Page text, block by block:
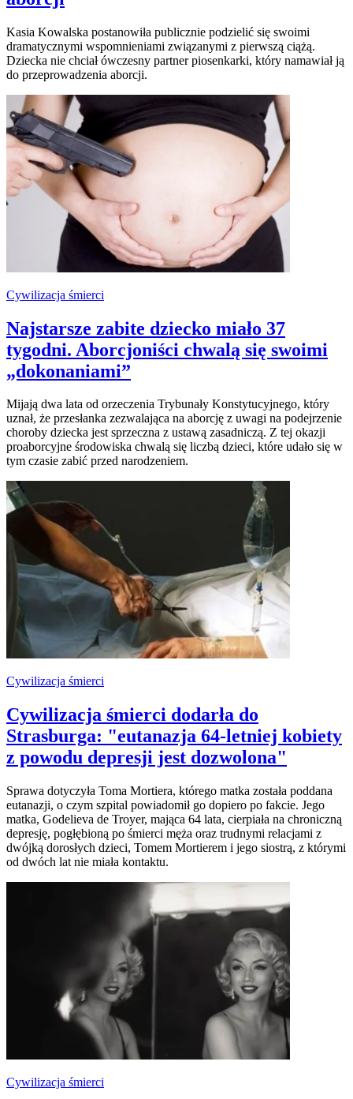
Kasia Kowalska postanowiła publicznie podzielić się swoimi
dramatycznymi wspomnieniami związanymi z pierwszą ciążą.
Dziecka nie chciał ówczesny partner piosenkarki, który namawiał ją
do przeprowadzenia aborcji.
Cywilizacja śmierci
Najstarsze zabite dziecko miało 37
tygodni. Aborcjoniści chwalą się swoimi
„dokonaniami”
Mijają dwa lata od orzeczenia Trybunały Konstytucyjnego, który
uznał, że przesłanka zezwalająca na aborcję z uwagi na podejrzenie
choroby dziecka jest sprzeczna z ustawą zasadniczą. Z tej okazji
proaborcyjne środowiska chwalą się liczbą dzieci, które udało się w
tym czasie zabić przed narodzeniem.
Cywilizacja śmierci
Cywilizacja śmierci dodarła do
Strasburga: "eutanazja 64-letniej kobiety
z powodu depresji jest dozwolona"
Sprawa dotyczyła Toma Mortiera, którego matka została poddana
eutanazji, o czym szpital powiadomił go dopiero po fakcie. Jego
matka, Godelieva de Troyer, mająca 64 lata, cierpiała na chroniczną
depresję, pogłębioną po śmierci męża oraz trudnymi relacjami z
dwójką dorosłych dzieci, Tomem Mortierem i jego siostrą, z którymi
od dwóch lat nie miała kontaktu.
Cywilizacja śmierci